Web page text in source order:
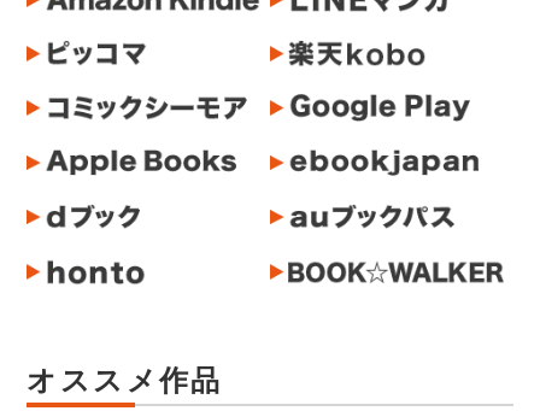
オススメ作品